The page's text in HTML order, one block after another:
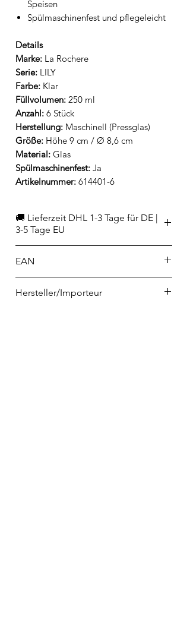
Speisen
Spülmaschinenfest und pflegeleicht
Details
Marke: La Rochere
Serie: LILY
Farbe: Klar
Füllvolumen: 250 ml
Anzahl: 6 Stück
Herstellung: Maschinell (Pressglas)
Größe: Höhe 9 cm / Ø 8,6 cm
Material: Glas
Spülmaschinenfest: Ja
Artikelnummer: 614401-6
🚚 Lieferzeit DHL 1-3 Tage für DE |
3-5 Tage EU
EAN
Hersteller/Importeur